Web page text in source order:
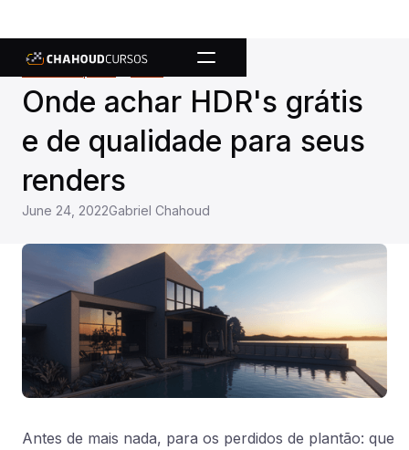
Onde achar HDR's grátis
e de qualidade para seus
renders
June 24, 2022Gabriel Chahoud
Antes de mais nada, para os perdidos de plantão: que